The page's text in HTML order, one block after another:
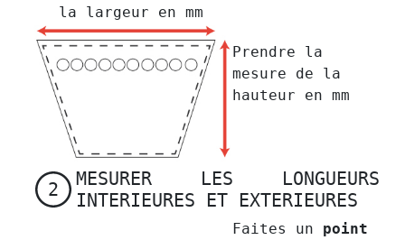
la largeur en mm
Prendre la
mesure de la
hauteur en mm
2
MESURER LES LONGUEURS
INTERIEURES ET EXTERIEURES
Faites un point